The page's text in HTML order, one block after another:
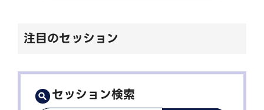
注目のセッション
セッション検索